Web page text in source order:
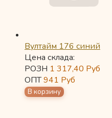
Вултайм 176 синий
Цена склада:
РОЗН 1 317,40 Руб
ОПТ941 Руб